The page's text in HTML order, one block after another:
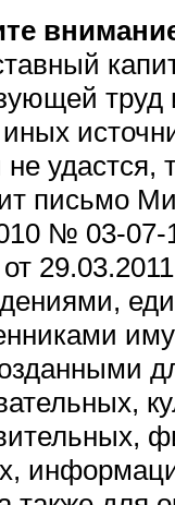
не удастся,
письмо
№ 03-